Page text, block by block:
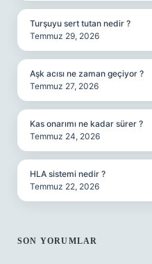
Turşuyu sert tutan nedir ?
Temmuz 29, 2026
Aşk acısı ne zaman geçiyor ?
Temmuz 27, 2026
Kas onarımı ne kadar sürer ?
Temmuz 24, 2026
HLA sistemi nedir ?
Temmuz 22, 2026
SON YORUMLAR